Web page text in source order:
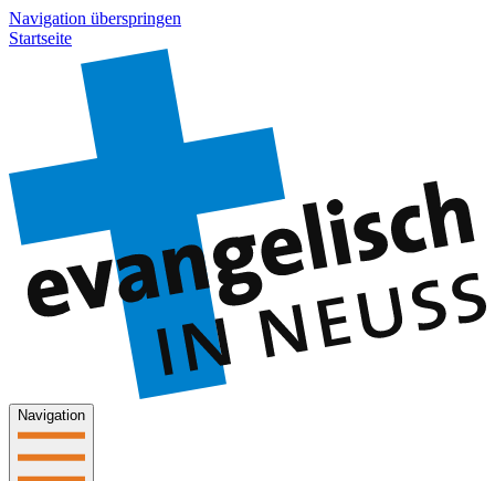
Navigation überspringen
Startseite
Navigation